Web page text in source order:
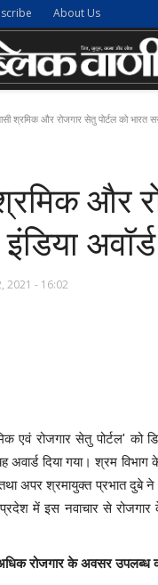
About Us
श्रमिक और रोजगार सेतु पोर्टल को भारत
और
2021 - 16:02
एवं रोजगार सेतु पोर्टल' को
यह अवार्ड दिया गया। श्रम
अपर श्रमायुक्त प्रभात दुबे ने
प्रदेश में इस नवाचार से
रोजगार के अवसर उपलब्ध